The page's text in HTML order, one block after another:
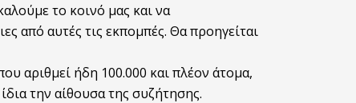
το κοινό μας και να
από αυτές τις εκπομπές. Θα προηγείται
αριθμεί ήδη 100.000 και πλέον άτομα,
την αίθουσα της συζήτησης.